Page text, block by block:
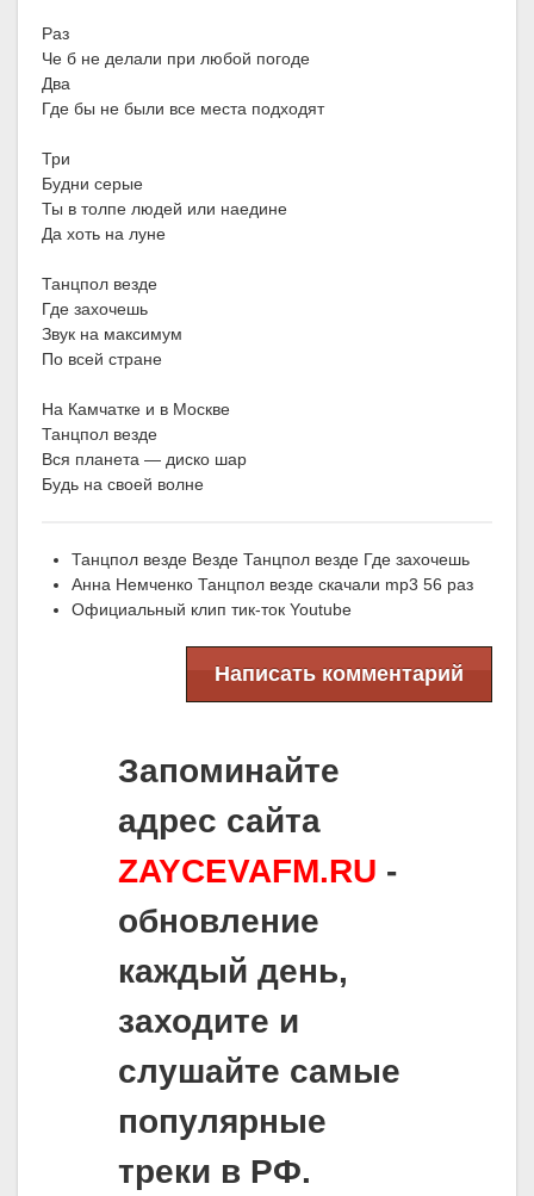
Раз
Че б не делали при любой погоде
Два
Где бы не были все места подходят
Три
Будни серые
Ты в толпе людей или наедине
Да хоть на луне
Танцпол везде
Где захочешь
Звук на максимум
По всей стране
На Камчатке и в Москве
Танцпол везде
Вся планета — диско шар
Будь на своей волне
Танцпол везде Везде Танцпол везде Где захочешь
Анна Немченко Танцпол везде скачали mp3 56 раз
Официальный клип тик-ток Youtube
Написать комментарий
Запоминайте
адрес сайта
ZAYCEVAFM.RU -
обновление
каждый день,
заходите и
слушайте самые
популярные
треки в РФ.